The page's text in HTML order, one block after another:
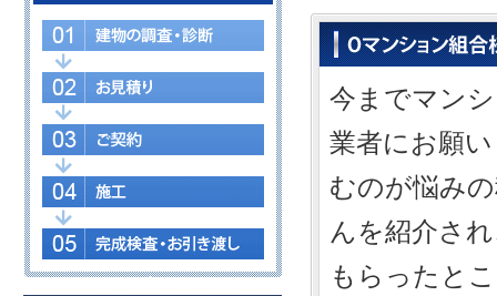
今までマン
業者にお願
むのが悩み
んを紹介さ
もらったと